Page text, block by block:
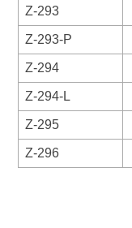
Z-293
Z-293-P
Z-294
Z-294-L
Z-295
Z-296